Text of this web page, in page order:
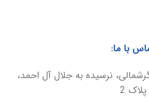
با ما:
نرسیده به جلال آل احمد،
پلاک 2